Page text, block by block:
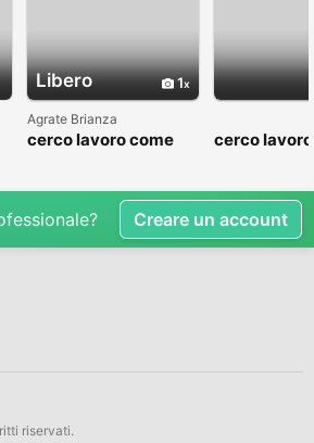
Libero 1
Agrate Brianza
cerco lavoro come
cerco
Creare un account
riservati.